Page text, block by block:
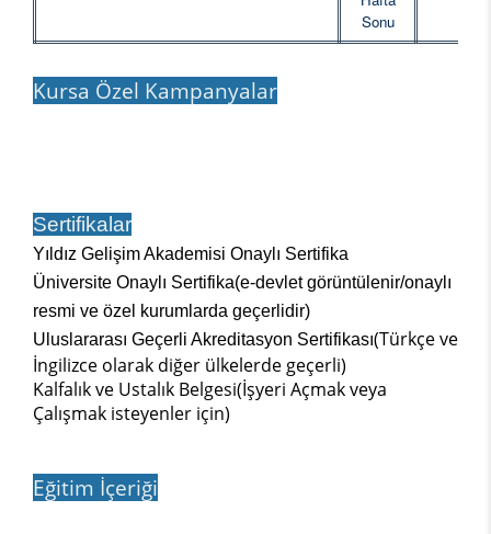
Sonu
Kursa Özel Kampanyalar
Sertifikalar
Yıldız Gelişim Akademisi Onaylı Sertifika
Üniversite Onaylı Sertifika(e-devlet görüntülenir/onaylı
resmi ve özel kurumlarda geçerlidir)
Uluslararası Geçerli Akreditasyon Sertifikası(Türkçe ve
İngilizce olarak diğer ülkelerde geçerli)
Kalfalık ve Ustalık Belgesi(İşyeri Açmak veya
Çalışmak isteyenler için)
Eğitim İçeriği